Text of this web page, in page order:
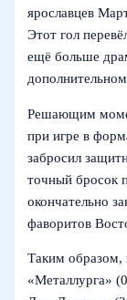
ярославцев
Этот гол
ещё больше
Решающим
при игре в
забросил
точный бросок
окончательно
фаворитов
Таким
«Металлурга»